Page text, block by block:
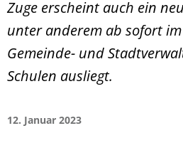
Zuge erscheint auch ein
unter anderem ab sofort
Gemeinde- und
Schulen ausliegt.
12. Januar 2023